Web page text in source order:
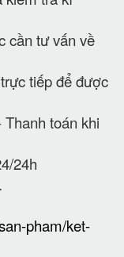
cần tư vấn về
tiếp để được
toán khi
24h
pham/ket-